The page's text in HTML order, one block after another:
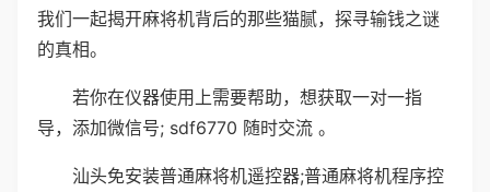
我们一起揭开麻将机背后的那些猫腻，探寻输钱之谜
的真相。
若你在仪器使用上需要帮助，想获取一对一指
导，添加微信号; sdf6770 随时交流 。
汕头免安装普通麻将机遥控器;普通麻将机程序控